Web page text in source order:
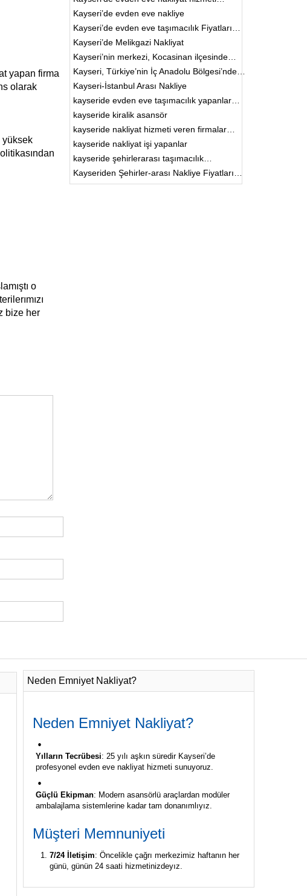
yapan firma
olarak
yüksek
o
bize her
Kayseri’de evden eve nakliye
Kayseri’de evden eve taşımacılık Fiyatları…
Kayseri’de Melikgazi Nakliyat
Kayseri’nin merkezi, Kocasinan ilçesinde…
Kayseri, Türkiye’nin İç Anadolu Bölgesi’nde…
Kayseri-İstanbul Arası Nakliye
kayseride evden eve taşımacılık yapanlar…
kayseride kiralik asansör
kayseride nakliyat hizmeti veren firmalar…
kayseride nakliyat işi yapanlar
kayseride şehirlerarası taşımacılık…
Kayseriden Şehirler-arası Nakliye Fiyatları…
Neden Emniyet Nakliyat?
Neden Emniyet Nakliyat?
Yılların Tecrübesi: 25 yılı aşkın süredir Kayseri’de
profesyonel evden eve nakliyat hizmeti sunuyoruz.
Güçlü Ekipman: Modern asansörlü araçlardan modüler
ambalajlama sistemlerine kadar tam donanımlıyız.
Müşteri Memnuniyeti
7/24 İletişim: Öncelikle çağrı merkezimiz haftanın her
günü, günün 24 saati hizmetinizdeyız.